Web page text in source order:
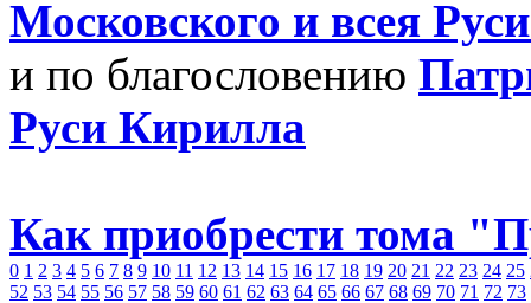
Московского и всея
и по благословению
Руси Кирилла
Как приобрести тома
0 1 2 3 4 5 6 7 8 9 10 11 12 13 14 15 16 17 18 19 20 21 22 23 24 25
52 53 54 55 56 57 58 59 60 61 62 63 64 65 66 67 68 69 70 71 72 73